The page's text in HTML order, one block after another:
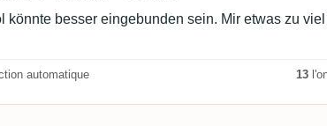
könnte besser eingebunden sein. Mir etwas zu
automatique 13